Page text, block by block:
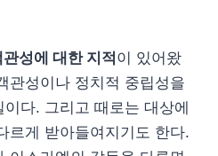
성에 대한 지적이 있어왔
관성이나 정치적 중립성을
다. 그리고 때로는 대상에
르게 받아들여지기도 한다.